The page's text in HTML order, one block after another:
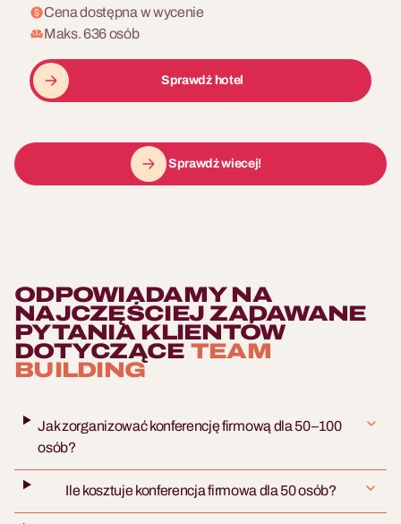
Cena dostępna w wycenie
Maks. 636 osób
Sprawdź hotel
Sprawdź wiecej!
ODPOWIADAMY NA
NAJCZĘŚCIEJ ZADAWANE
PYTANIA KLIENTÓW
DOTYCZĄCE TEAM
BUILDING
Jak zorganizować konferencję firmową dla 50–100
osób?
Ile kosztuje konferencja firmowa dla 50 osób?